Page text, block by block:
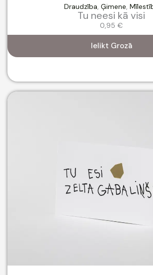
Draudzība, Ģimene,
Tu neesi kā visi
0,95 €
Ielikt Grozā